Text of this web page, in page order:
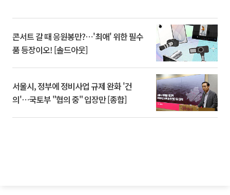
콘서트 갈 때 응원봉만?⋯'최애' 위한 필수
품 등장이오! [솔드아웃]
서울시, 정부에 정비사업 규제 완화 '건
의'⋯국토부 "협의 중" 입장만 [종합]